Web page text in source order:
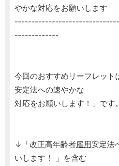
やかな対応をお願いします
-------------
今回のおすすめリーフレット
安定法への速やかな
対応をお願いします！」です。
↓「改正高年齢者雇用安定法
いします！ 」を含む